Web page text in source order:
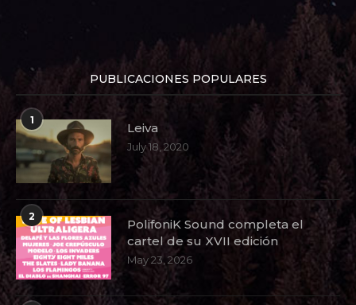
PUBLICACIONES POPULARES
1
Leiva
July 18, 2020
2
PolifoniK Sound completa el
cartel de su XVII edición
May 23, 2026